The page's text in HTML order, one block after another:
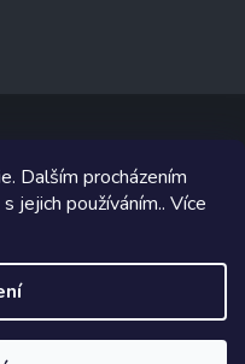
Dalším procházením
jejich používáním.. Více
. Všechna práva vyhrazena.
.